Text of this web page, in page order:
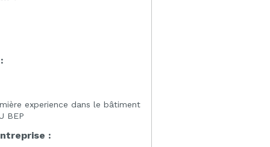
experience dans le bâtiment
BEP
: